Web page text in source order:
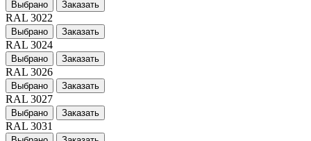
Выбрано Заказать
RAL 3022
Выбрано Заказать
RAL 3024
Выбрано Заказать
RAL 3026
Выбрано Заказать
RAL 3027
Выбрано Заказать
RAL 3031